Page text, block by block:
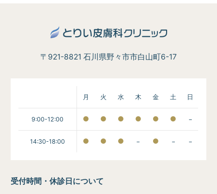
〒921-8821 石川県野々市市白山町6-17
月 火 水 木 金 土 日
9:00-12:00 −
14:30-18:00 − − −
受付時間・休診日について